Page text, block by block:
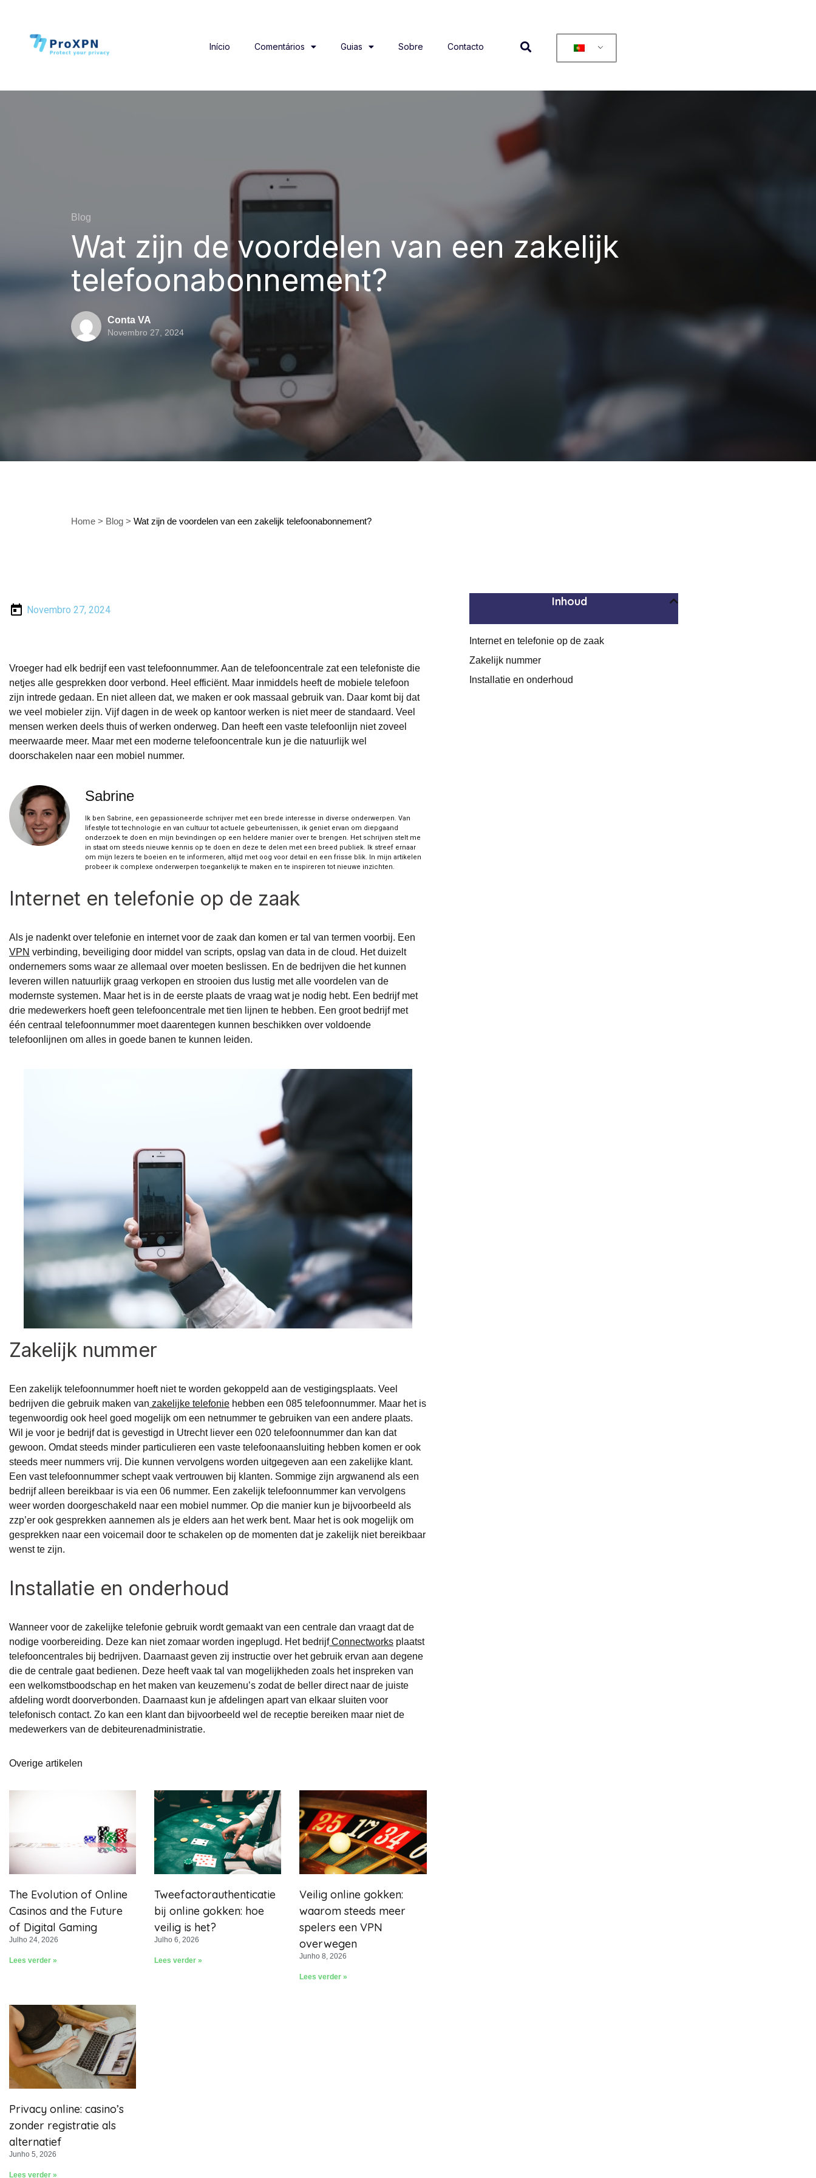
Início Comentários Guias Sobre Contacto
Blog
Wat zijn de voordelen van een zakelijk
telefoonabonnement?
Conta VA
Novembro 27, 2024
Home > Blog > Wat zijn de voordelen van een zakelijk telefoonabonnement?
Novembro 27, 2024
Vroeger had elk bedrijf een vast telefoonnummer. Aan de telefooncentrale zat een telefoniste die
netjes alle gesprekken door verbond. Heel efficiënt. Maar inmiddels heeft de mobiele telefoon
zijn intrede gedaan. En niet alleen dat, we maken er ook massaal gebruik van. Daar komt bij dat
we veel mobieler zijn. Vijf dagen in de week op kantoor werken is niet meer de standaard. Veel
mensen werken deels thuis of werken onderweg. Dan heeft een vaste telefoonlijn niet zoveel
meerwaarde meer. Maar met een moderne telefooncentrale kun je die natuurlijk wel
doorschakelen naar een mobiel nummer.
Sabrine
Ik ben Sabrine, een gepassioneerde schrijver met een brede interesse in diverse onderwerpen. Van
lifestyle tot technologie en van cultuur tot actuele gebeurtenissen, ik geniet ervan om diepgaand
onderzoek te doen en mijn bevindingen op een heldere manier over te brengen. Het schrijven stelt me
in staat om steeds nieuwe kennis op te doen en deze te delen met een breed publiek. Ik streef ernaar
om mijn lezers te boeien en te informeren, altijd met oog voor detail en een frisse blik. In mijn artikelen
probeer ik complexe onderwerpen toegankelijk te maken en te inspireren tot nieuwe inzichten.
Internet en telefonie op de zaak
Als je nadenkt over telefonie en internet voor de zaak dan komen er tal van termen voorbij. Een
VPN verbinding, beveiliging door middel van scripts, opslag van data in de cloud. Het duizelt
ondernemers soms waar ze allemaal over moeten beslissen. En de bedrijven die het kunnen
leveren willen natuurlijk graag verkopen en strooien dus lustig met alle voordelen van de
modernste systemen. Maar het is in de eerste plaats de vraag wat je nodig hebt. Een bedrijf met
drie medewerkers hoeft geen telefooncentrale met tien lijnen te hebben. Een groot bedrijf met
één centraal telefoonnummer moet daarentegen kunnen beschikken over voldoende
telefoonlijnen om alles in goede banen te kunnen leiden.
Zakelijk nummer
Een zakelijk telefoonnummer hoeft niet te worden gekoppeld aan de vestigingsplaats. Veel
bedrijven die gebruik maken van zakelijke telefonie hebben een 085 telefoonnummer. Maar het is
tegenwoordig ook heel goed mogelijk om een netnummer te gebruiken van een andere plaats.
Wil je voor je bedrijf dat is gevestigd in Utrecht liever een 020 telefoonnummer dan kan dat
gewoon. Omdat steeds minder particulieren een vaste telefoonaansluiting hebben komen er ook
steeds meer nummers vrij. Die kunnen vervolgens worden uitgegeven aan een zakelijke klant.
Een vast telefoonnummer schept vaak vertrouwen bij klanten. Sommige zijn argwanend als een
bedrijf alleen bereikbaar is via een 06 nummer. Een zakelijk telefoonnummer kan vervolgens
weer worden doorgeschakeld naar een mobiel nummer. Op die manier kun je bijvoorbeeld als
zzp’er ook gesprekken aannemen als je elders aan het werk bent. Maar het is ook mogelijk om
gesprekken naar een voicemail door te schakelen op de momenten dat je zakelijk niet bereikbaar
wenst te zijn.
Installatie en onderhoud
Wanneer voor de zakelijke telefonie gebruik wordt gemaakt van een centrale dan vraagt dat de
nodige voorbereiding. Deze kan niet zomaar worden ingeplugd. Het bedrijf Connectworks plaatst
telefooncentrales bij bedrijven. Daarnaast geven zij instructie over het gebruik ervan aan degene
die de centrale gaat bedienen. Deze heeft vaak tal van mogelijkheden zoals het inspreken van
een welkomstboodschap en het maken van keuzemenu’s zodat de beller direct naar de juiste
afdeling wordt doorverbonden. Daarnaast kun je afdelingen apart van elkaar sluiten voor
telefonisch contact. Zo kan een klant dan bijvoorbeeld wel de receptie bereiken maar niet de
medewerkers van de debiteurenadministratie.
Overige artikelen
The Evolution of Online
Casinos and the Future
of Digital Gaming
Julho 24, 2026
Lees verder »
Tweefactorauthenticatie
bij online gokken: hoe
veilig is het?
Julho 6, 2026
Lees verder »
Veilig online gokken:
waarom steeds meer
spelers een VPN
overwegen
Junho 8, 2026
Lees verder »
Privacy online: casino’s
zonder registratie als
alternatief
Junho 5, 2026
Lees verder »
Inhoud
Internet en telefonie op de zaak
Zakelijk nummer
Installatie en onderhoud